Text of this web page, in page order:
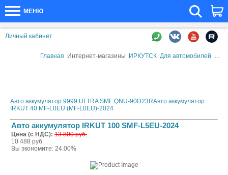
МЕНЮ
Личный кабинет
Главная Интернет-магазины ИРКУТСК Для автомобилей
Авто аккумулятор 9999 ULTRA SMF QNU-90D23RАвто аккумулятор
IRKUT 40 MF-L0EU (MF-L0EU)-2024
Авто аккумулятор IRKUT 100 SMF-L5EU-2024
Цена (с НДС): 13 800 руб.
10 488 руб.
Вы экономите: 24.00%